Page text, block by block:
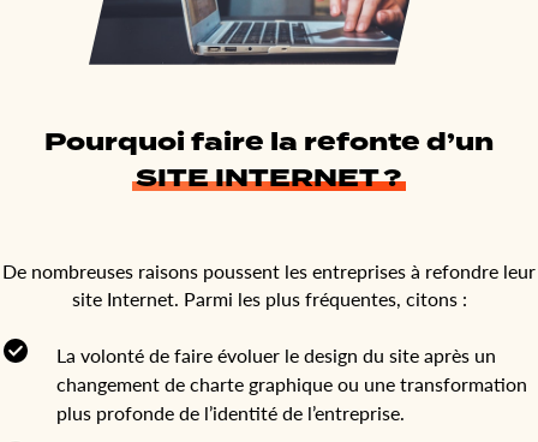
Pourquoi faire la refonte d’un
SITE INTERNET ?
De nombreuses raisons poussent les entreprises à refondre leur
site Internet. Parmi les plus fréquentes, citons :
La volonté de faire évoluer le design du site après un
changement de charte graphique ou une transformation
plus profonde de l’identité de l’entreprise.